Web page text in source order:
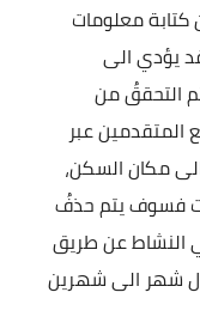
كتابة معلومات
يؤدي الى
التحققُ من
المتقدمين عبر
الى مكان السكن،
فسوف يتم حذفُ
النشاط عن طريق
شهر الى شهرين